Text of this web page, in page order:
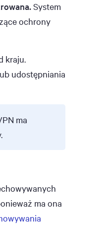
System
ochrony
kraju.
udostępniania
ma
ma ona